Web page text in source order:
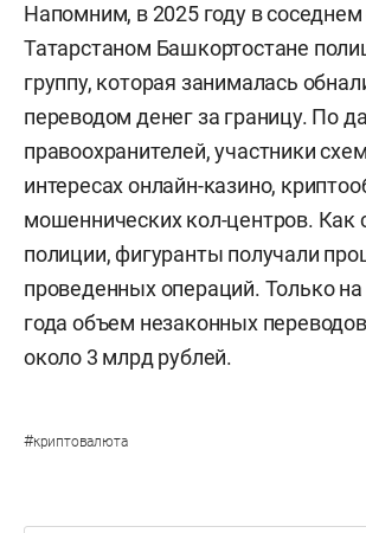
Напомним, в 2025 году в соседнем
Татарстаном Башкортостане
группу, которая занималась
переводом денег за границу. По
правоохранителей, участники
интересах онлайн-казино,
мошеннических кол-центров. Как
полиции, фигуранты получали
проведенных операций. Только на
года объем незаконных
около 3 млрд рублей.
#криптовалюта